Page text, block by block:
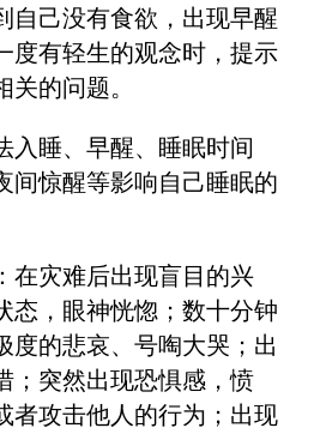
自己没有食欲，出现早醒
度有轻生的观念时，提示
的问题。
入睡、早醒、睡眠时间
间惊醒等影响自己睡眠的
：在灾难后出现盲目的兴
态，眼神恍惚；数十分钟
度的悲哀、号啕大哭；出
；突然出现恐惧感，愤
者攻击他人的行为；出现